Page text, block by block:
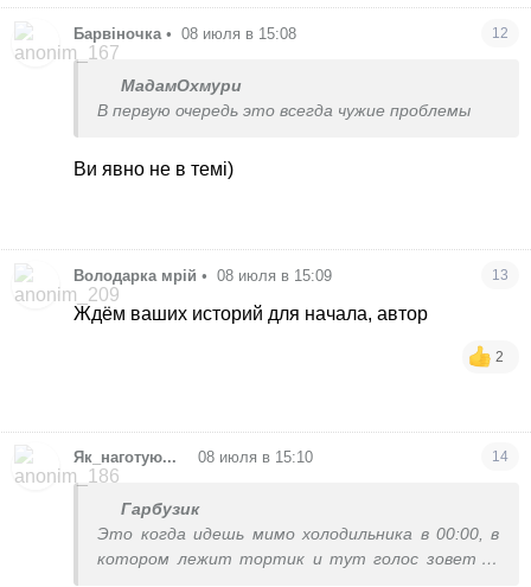
Барвіночка • 08 июля в 15:08 12
МадамОхмури
В первую очередь это всегда чужие проблемы
Ви явно не в темі)
Володарка мрій • 08 июля в 15:09 13
Ждём ваших историй для начала, автор
2
Як_наготую... 08 июля в 15:10 14
Гарбузик
Это когда идешь мимо холодильника в 00:00, в
котором лежит тортик и тут голос зовет : ’